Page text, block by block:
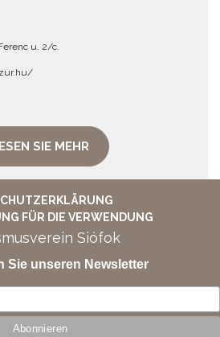
u. 2/c.
SIE MEHR
FÜR DIE VERWENDUNG
Siófok
Sie unseren Newsletter